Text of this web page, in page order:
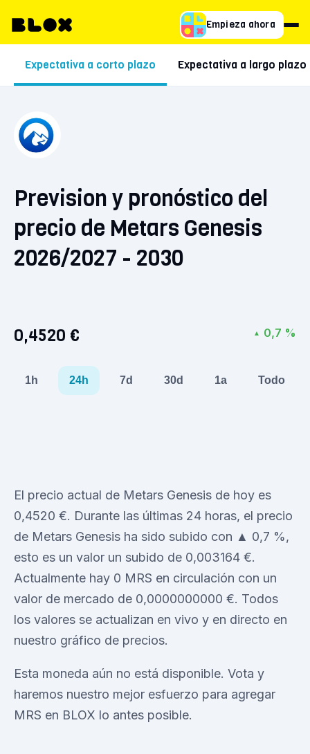
Empieza ahora
Expectativa a corto plazo Expectativa a largo plazo
Prevision y pronóstico del
precio de Metars Genesis
2026/2027 - 2030
0,4520 € ▲ 0,7 %
1h 24h 7d 30d 1a Todo
El precio actual de Metars Genesis de hoy es
0,4520 €. Durante las últimas 24 horas, el precio
de Metars Genesis ha sido subido con ▲ 0,7 %,
esto es un valor un subido de 0,003164 €.
Actualmente hay 0 MRS en circulación con un
valor de mercado de 0,0000000000 €. Todos
los valores se actualizan en vivo y en directo en
nuestro gráfico de precios.
Esta moneda aún no está disponible. Vota y
haremos nuestro mejor esfuerzo para agregar
MRS en BLOX lo antes posible.